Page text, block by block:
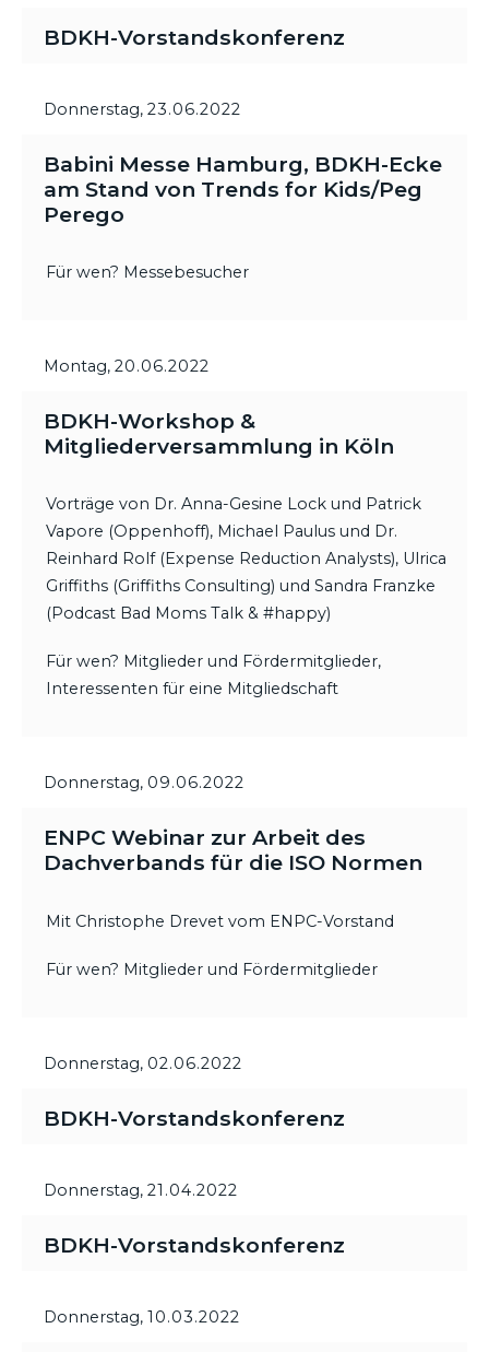
BDKH-Vorstandskonferenz
Donnerstag, 23.06.2022
Babini Messe Hamburg, BDKH-Ecke
am Stand von Trends for Kids/Peg
Perego
Für wen? Messebesucher
Montag, 20.06.2022
BDKH-Workshop &
Mitgliederversammlung in Köln
Vorträge von Dr. Anna-Gesine Lock und Patrick
Vapore (Oppenhoff), Michael Paulus und Dr.
Reinhard Rolf (Expense Reduction Analysts), Ulrica
Griffiths (Griffiths Consulting) und Sandra Franzke
(Podcast Bad Moms Talk & #happy)
Für wen? Mitglieder und Fördermitglieder,
Interessenten für eine Mitgliedschaft
Donnerstag, 09.06.2022
ENPC Webinar zur Arbeit des
Dachverbands für die ISO Normen
Mit Christophe Drevet vom ENPC-Vorstand
Für wen? Mitglieder und Fördermitglieder
Donnerstag, 02.06.2022
BDKH-Vorstandskonferenz
Donnerstag, 21.04.2022
BDKH-Vorstandskonferenz
Donnerstag, 10.03.2022